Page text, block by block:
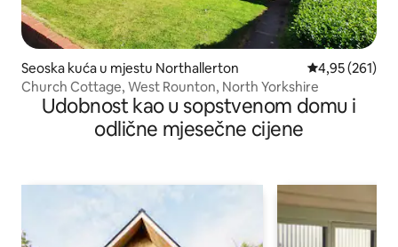
Seoska kuća u mjestu Northallerton prosječna
4,95 (261)
Church Cottage, West Rounton, North Yorkshire
Udobnost kao u sopstvenom domu i
odlične mjesečne cijene